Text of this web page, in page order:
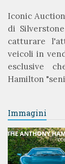
Iconic
di
catturare
veicoli in
esclusive
Hamilton
Immagini